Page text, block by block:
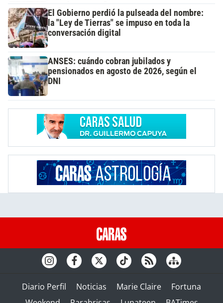
El Gobierno perdió la pulseada del nombre:
la "Ley de Tierras" se impuso en toda la
conversación digital
ANSES: cuándo cobran jubilados y
pensionados en agosto de 2026, según el
DNI
Diario Perfil Noticias Marie Claire
Fortuna